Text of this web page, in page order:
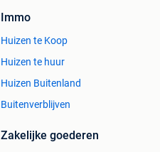
Immo
Huizen te Koop
Huizen te huur
Huizen Buitenland
Buitenverblijven
Zakelijke goederen